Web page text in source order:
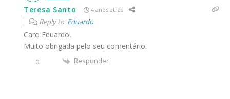
Teresa Santo 4 anos atrás
Reply to Eduardo
Caro Eduardo,
Muito obrigada pelo seu comentário.
0 Responder